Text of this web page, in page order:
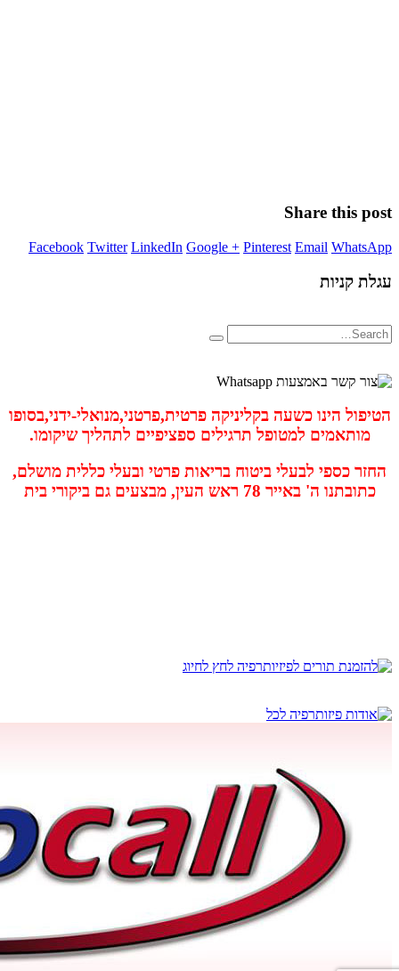
Share this post
Facebook Twitter LinkedIn Google + Pinterest Email WhatsApp
עגלת קניות
הטיפול הינו כשעה בקליניקה פרטית,פרטני,מנואלי-ידני,בסופו
מותאמים למטופל תרגילים ספציפיים לתהליך שיקומו.
החזר כספי לבעלי ביטוח בריאות פרטי ובעלי כללית מושלם,
כתובתנו ה' באייר 78 ראש העין, מבצעים גם ביקורי בית